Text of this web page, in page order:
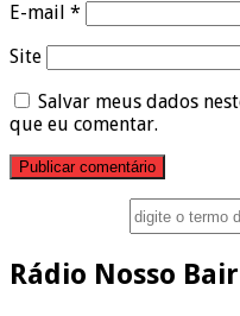
E-mail *
Site
Salvar meus dados
que eu comentar.
Rádio Nosso